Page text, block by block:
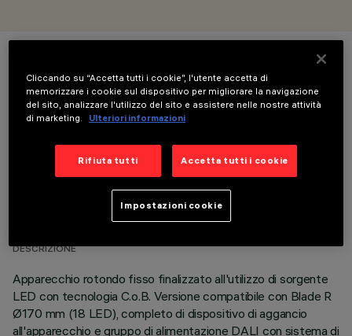
COLORE
DATI TECNICI
ULTIMO AGGIORNAMENTO: 05/08/2026
DESCRIZIONE
Apparecchio rotondo fisso finalizzato all'utilizzo di sorgente
LED con tecnologia C.o.B. Versione compatibile con Blade R
Ø170 mm (18 LED), completo di dispositivo di aggancio
all'apparecchio e gruppo di alimentazione DALI con sistema di
Cliccando su “Accetta tutti i cookie”, l'utente accetta di
memorizzare i cookie sul dispositivo per migliorare la navigazione
del sito, analizzare l'utilizzo del sito e assistere nelle nostre attività
di marketing.
Ulteriori informazioni
Rifiuta tutti Accetta tutti i cookie
Impostazioni cookie